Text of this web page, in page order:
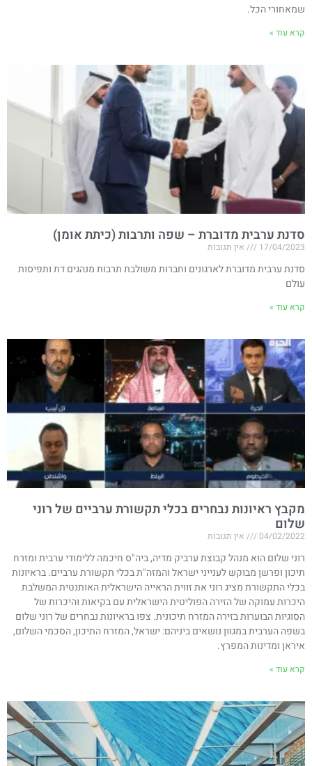
שמאחורי הכל.
קרא עוד »
סדנת ערבית מדוברת – שפה ותרבות (כיתת אומן)
17/04/2023 אין תגובות
סדנת ערבית מדוברת לארגונים וחברות משולבת תרבות מנהגים דת ותפיסות
עולם
קרא עוד »
מקבץ ראיונות נבחרים בכלי תקשורת ערביים של רוני
שלום
04/02/2022 אין תגובות
רוני שלום הוא מנהל קבוצת ערביק מדיה, ביה"ס חיכמה ללימודי ערבית ומזרח
תיכון ופרשן מבוקש לענייני ישראל והמזה"ת בכלי תקשורת ערביים. בראיונות
בכלי התקשורת מציג רוני את זווית הראייה הישראלית האותנטית המשלבת
היכרות עמוקה של הזירה הפוליטית הישראלית עם בקיאות והיכרות של
הסוגיות הבוערות בזירה המזרח תיכונית. צפו בראיונות נבחרים של רוני שלום
בשפה הערבית במגוון נושאים ביניהם: ישראל, המזרח התיכון, הסכמי השלום,
איראן ומדינות המפרץ.
קרא עוד »